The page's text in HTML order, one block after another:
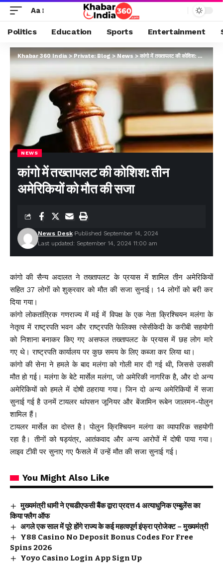
Aa
Politics Education Sports Entertainment
Khabar 360 India>Private: Blog>News>कांगो में तख्तापलट की कोशिश: तीन अमेरिकियों को मौत की सजा
NEWS
कांगो में तख्तापलट की कोशिश: तीन
अमेरिकियों को मौत की सजा
Last updated: September 14, 2024 11:00 am
News Desk Published September 14, 2024
कांगो की सैन्य अदालत ने तख्तापलट के प्रयास में शामिल तीन अमेरिकियों
सहित 37 लोगों को शुक्रवार को मौत की सजा सुनाई। 14 लोगों को बरी कर
दिया गया।
कांगो लोकतांत्रिक गणराज्य में मई में विपक्ष के एक नेता क्रिश्चियन मलंगा के
नेतृत्व में राष्ट्रपति भवन और राष्ट्रपति फेलिक्स त्सेसीकेदी के करीबी सहयोगी
को निशाना बनाकर किए गए असफल तख्तापलट के प्रयास में छह लोग मारे
गए थे। राष्ट्रपति कार्यालय पर कुछ समय के लिए कब्जा कर लिया था।
कांगो की सेना ने हमले के बाद मलंगा को गोली मार दी गई थी, जिससे उसकी
मौत हो गई। मलंगा के बेटे मार्सेल मलंगा, जो अमेरिकी नागरिक है, और दो अन्य
अमेरिकियों को हमले में दोषी ठहराया गया। जिन दो अन्य अमेरिकियों में सजा
सुनाई गई है उनमें टायलर थांपसन जूनियर और बेंजामिन रूबेन जालमन-पोलुन
शामिल हैं।
टायलर मार्सेल का दोस्त है। पोलुन क्रिश्चियन मलंगा का व्यापारिक सहयोगी
रहा है। तीनों को षड्यंत्र, आतंकवाद और अन्य आरोपों में दोषी पाया गया।
लाइव टीवी पर सुनाए गए फैसले में उन्हें मौत की सजा सुनाई गई।
You Might Also Like
मुख्यमंत्री धामी ने एचडीएफसी बैंक द्वारा प्रदत्त 4 अत्याधुनिक एम्बुलेंस का
किया फ्लैग ऑफ
अगले एक साल में पूरे होंगे राज्य के कई महत्वपूर्ण इंफ्रा प्रोजेक्ट – मुख्यमंत्री
Y88 Casino No Deposit Bonus Codes For Free
Spins 2026
Yoyo Casino Login App Sign Up